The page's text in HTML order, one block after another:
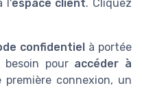
l'espace client. Cliquez
confidentiel à portée
pour accéder à
première connexion, un